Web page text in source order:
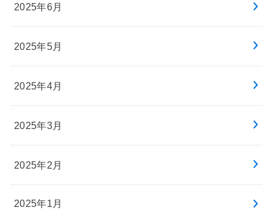
2025年6月
2025年5月
2025年4月
2025年3月
2025年2月
2025年1月